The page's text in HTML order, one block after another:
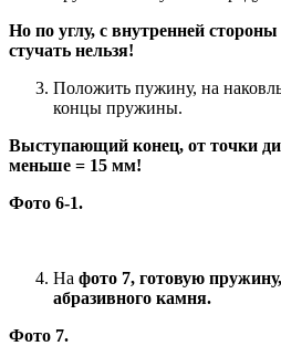
Но по углу, с внутренней
стучать нельзя!
Положить пужину, на
концы пружины.
Выступающий конец, от точки
меньше = 15 мм!
Фото 6-1.
На фото 7, готовую
абразивного камня.
Фото 7.